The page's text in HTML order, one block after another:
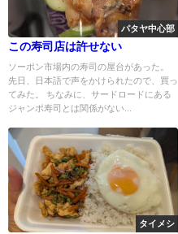
パタヤ中心部
この寿司店は許せない
ソーポン市場内の寿司の屋台があった。
先日、日本語で声をかけられたので、買っ
てみた。 ちなみに、サードロードにある
ジャンポ寿司とは関係がない...
タイメシ